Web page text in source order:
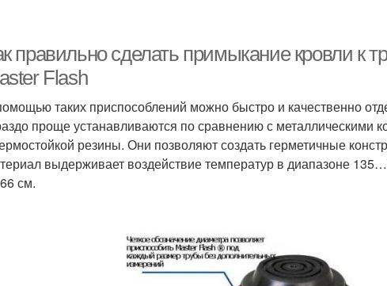
правильно сделать примыкание кровли к
Flash
таких приспособлений можно быстро и качественно
проще устанавливаются по сравнению с металлическими
резины. Они позволяют создать герметичные
выдерживает воздействие температур в диапазоне
см.